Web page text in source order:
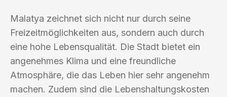
Malatya zeichnet sich nicht nur durch seine
Freizeitmöglichkeiten aus, sondern auch durch
eine hohe Lebensqualität. Die Stadt bietet ein
angenehmes Klima und eine freundliche
Atmosphäre, die das Leben hier sehr angenehm
machen. Zudem sind die Lebenshaltungskosten